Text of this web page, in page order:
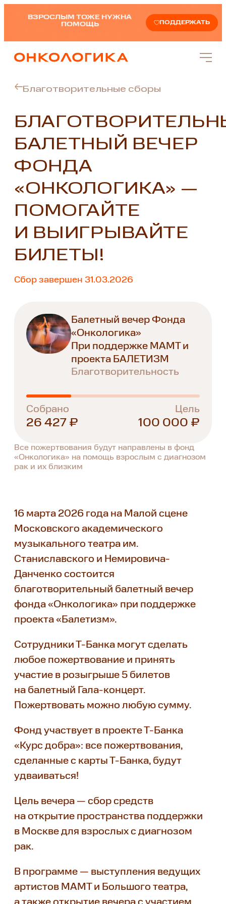
ВЗРОСЛЫМ ТОЖЕ НУЖНА
ПОМОЩЬ
ПОДДЕРЖАТЬ
Благотворительные сборы
БАЛЕТНЫЙ ВЕЧЕР
ФОНДА
«ОНКОЛОГИКА» —
ПОМОГАЙТЕ
И ВЫИГРЫВАЙТЕ
БИЛЕТЫ!
Сбор завершен 31.03.2026
Балетный вечер Фонда
«Онкологика»
При поддержке МАМТ и
проекта БАЛЕТИЗМ
Благотворительность
Собрано
26 427 ₽
Цель
100 000 ₽
Все пожертвования будут направлены в фонд
«Онкологика» на помощь взрослым с диагнозом
рак и их близким
16 марта 2026 года на Малой сцене
Московского академического
музыкального театра им.
Станиславского и Немировича-
Данченко состоится
благотворительный балетный вечер
фонда «Онкологика» при поддержке
проекта «Балетизм».
Сотрудники Т-Банка могут сделать
любое пожертвование и принять
участие в розыгрыше 5 билетов
на балетный Гала-концерт.
Пожертвовать можно любую сумму.
Фонд участвует в проекте Т-Банка
«Курс добра»: все пожертвования,
сделанные с карты Т-Банка, будут
удваиваться!
Цель вечера — сбор средств
на открытие пространства поддержки
в Москве для взрослых с диагнозом
рак.
В программе — выступления ведущих
артистов МАМТ и Большого театра,